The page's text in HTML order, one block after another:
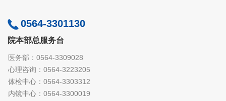
0564-3301130
院本部总服务台
医务部：0564-3309028
心理咨询：0564-3223205
体检中心：0564-3303312
内镜中心：0564-3300019